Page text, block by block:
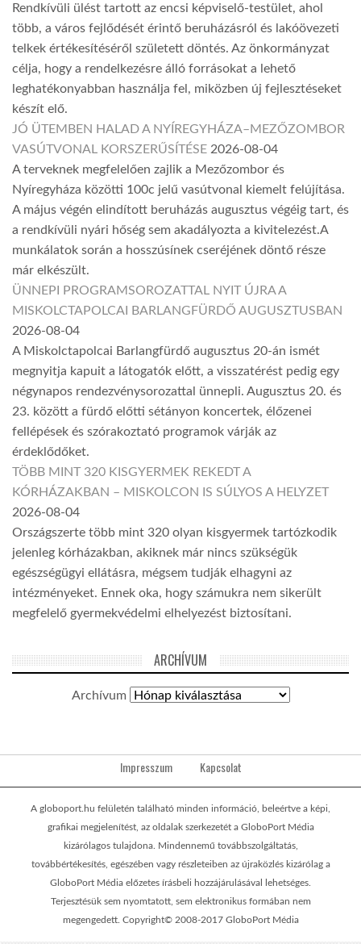
Rendkívüli ülést tartott az encsi képviselő-testület, ahol
több, a város fejlődését érintő beruházásról és lakóövezeti
telkek értékesítéséről született döntés. Az önkormányzat
célja, hogy a rendelkezésre álló forrásokat a lehető
leghatékonyabban használja fel, miközben új fejlesztéseket
készít elő.
JÓ ÜTEMBEN HALAD A NYÍREGYHÁZA–MEZŐZOMBOR
VASÚTVONAL KORSZERŰSÍTÉSE 2026-08-04
A terveknek megfelelően zajlik a Mezőzombor és
Nyíregyháza közötti 100c jelű vasútvonal kiemelt felújítása.
A május végén elindított beruházás augusztus végéig tart, és
a rendkívüli nyári hőség sem akadályozta a kivitelezést.A
munkálatok során a hosszúsínek cseréjének döntő része
már elkészült.
ÜNNEPI PROGRAMSOROZATTAL NYIT ÚJRA A
MISKOLCTAPOLCAI BARLANGFÜRDŐ AUGUSZTUSBAN
2026-08-04
A Miskolctapolcai Barlangfürdő augusztus 20-án ismét
megnyitja kapuit a látogatók előtt, a visszatérést pedig egy
négynapos rendezvénysorozattal ünnepli. Augusztus 20. és
23. között a fürdő előtti sétányon koncertek, élőzenei
fellépések és szórakoztató programok várják az
érdeklődőket.
TÖBB MINT 320 KISGYERMEK REKEDT A
KÓRHÁZAKBAN – MISKOLCON IS SÚLYOS A HELYZET
2026-08-04
Országszerte több mint 320 olyan kisgyermek tartózkodik
jelenleg kórházakban, akiknek már nincs szükségük
egészségügyi ellátásra, mégsem tudják elhagyni az
intézményeket. Ennek oka, hogy számukra nem sikerült
megfelelő gyermekvédelmi elhelyezést biztosítani.
ARCHÍVUM
Archívum
Impresszum Kapcsolat
A globoport.hu felületén található minden információ, beleértve a képi,
grafikai megjelenítést, az oldalak szerkezetét a GloboPort Média
kizárólagos tulajdona. Mindennemű továbbszolgáltatás,
továbbértékesítés, egészében vagy részleteiben az újraközlés kizárólag a
GloboPort Média előzetes írásbeli hozzájárulásával lehetséges.
Terjesztésük sem nyomtatott, sem elektronikus formában nem
megengedett. Copyright© 2008-2017 GloboPort Média